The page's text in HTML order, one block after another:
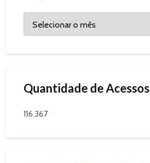
Quantidade de Acessos
116.367